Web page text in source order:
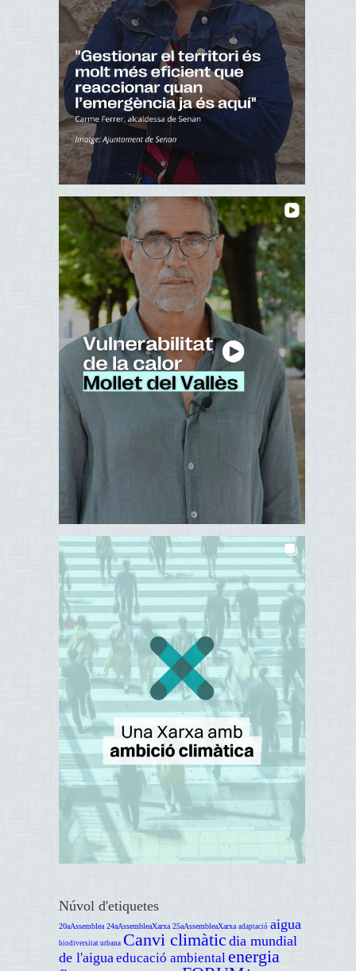
Núvol d'etiquetes
20aAssemblea 24aAssembleaXarxa 25aAssembleaXarxa adaptació aigua
biodiversitat urbana Canvi climàtic dia mundial
de l'aiguaeducació ambientalenergia